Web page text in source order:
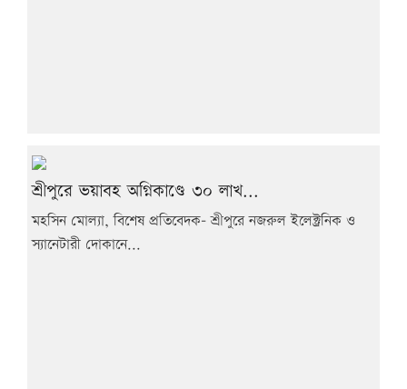
শ্রীপুরে ভয়াবহ অগ্নিকাণ্ডে ৩০ লাখ...
মহসিন মোল্যা, বিশেষ প্রতিবেদক- শ্রীপুরে নজরুল ইলেক্ট্রনিক ও
স্যানেটারী দোকানে...